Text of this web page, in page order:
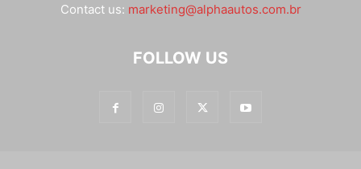
Contact us: marketing@alphaautos.com.br
FOLLOW US